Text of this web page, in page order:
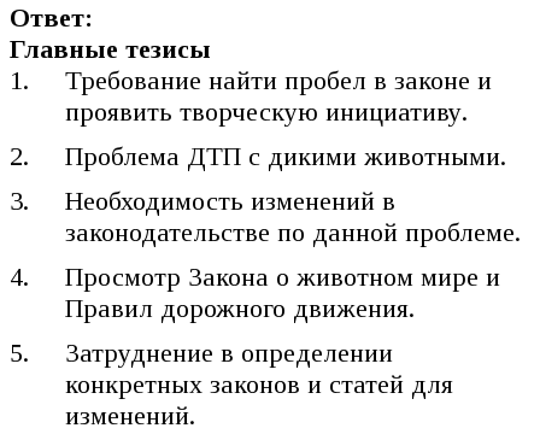
Ответ:
Главные тезисы
Требование найти пробел в законе и
проявить творческую инициативу.
Проблема ДТП с дикими животными.
Необходимость изменений в
законодательстве по данной проблеме.
Просмотр Закона о животном мире и
Правил дорожного движения.
Затруднение в определении
конкретных законов и статей для
изменений.